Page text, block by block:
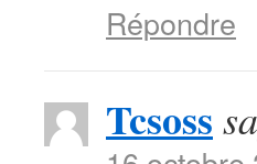
Répondre
Tcsoss